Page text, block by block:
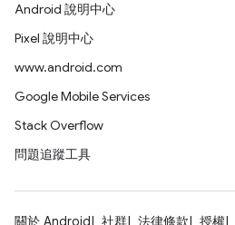
Android 說明中心
Pixel 說明中心
www.android.com
Google Mobile Services
Stack Overflow
問題追蹤工具
關於 Android 社群 法律條款 授權